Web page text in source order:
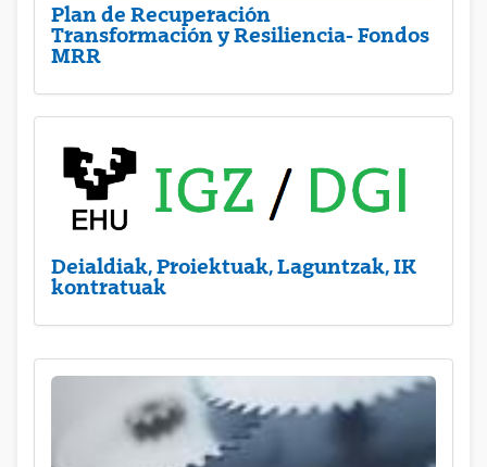
Plan de Recuperación
Transformación y Resiliencia- Fondos
MRR
Deialdiak, Proiektuak, Laguntzak, IK
kontratuak